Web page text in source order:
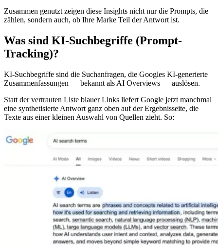
Zusammen genutzt zeigen diese Insights nicht nur die Prompts, die
zählen, sondern auch, ob Ihre Marke Teil der Antwort ist.
Was sind KI-Suchbegriffe (Prompt-
Tracking)?
KI-Suchbegriffe sind die Suchanfragen, die Googles KI-generierte
Zusammenfassungen — bekannt als AI Overviews — auslösen.
Statt der vertrauten Liste blauer Links liefert Google jetzt manchmal
eine synthetisierte Antwort ganz oben auf der Ergebnisseite, die
Texte aus einer kleinen Auswahl von Quellen zieht. So: